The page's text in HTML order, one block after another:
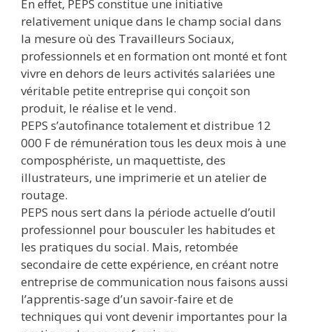
En effet, PEPS constitue une initiative
relativement unique dans le champ social dans
la mesure où des Travailleurs Sociaux,
professionnels et en formation ont monté et font
vivre en dehors de leurs activités salariées une
véritable petite entreprise qui conçoit son
produit, le réalise et le vend.
PEPS s’autofinance totalement et distribue 12
000 F de rémunération tous les deux mois à une
composphériste, un maquettiste, des
illustrateurs, une imprimerie et un atelier de
routage.
PEPS nous sert dans la période actuelle d’outil
professionnel pour bousculer les habitudes et
les pratiques du social. Mais, retombée
secondaire de cette expérience, en créant notre
entreprise de communication nous faisons aussi
l’apprentis-sage d’un savoir-faire et de
techniques qui vont devenir importantes pour la